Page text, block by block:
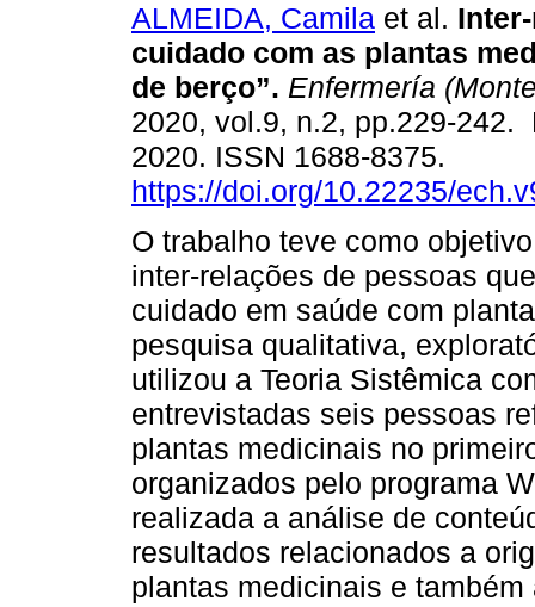
ALMEIDA, Camila et al.
cuidado com as plantas
de berço”. Enfermería
2020, vol.9, n.2, pp.229-242.
2020. ISSN 1688-8375.
https://doi.org/10.22235/
O trabalho teve como
inter-relações de pessoas
cuidado em saúde com
pesquisa qualitativa,
utilizou a Teoria Sistêmica
entrevistadas seis pessoas
plantas medicinais no
organizados pelo programa
realizada a análise de
resultados relacionados a
plantas medicinais e